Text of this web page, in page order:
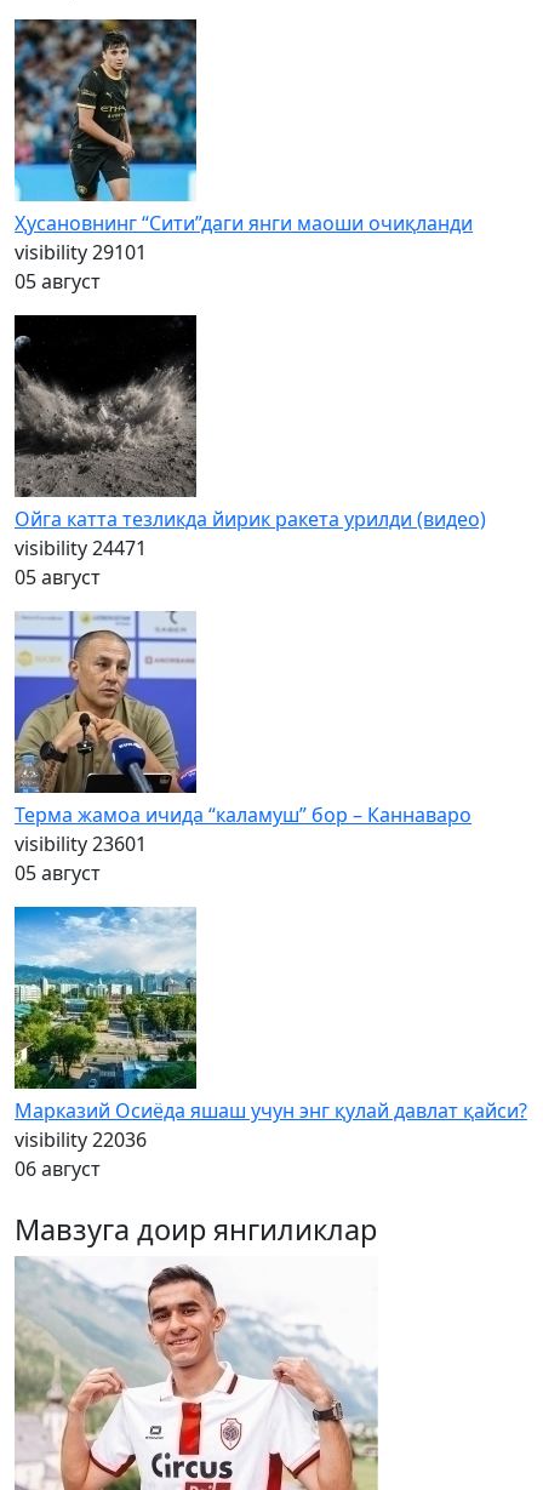
Ҳусановнинг “Сити”даги янги маоши очиқланди
visibility29101
05 август
Ойга катта тезликда йирик ракета урилди (видео)
visibility24471
05 август
Терма жамоа ичида “каламуш” бор – Каннаваро
visibility23601
05 август
Марказий Осиёда яшаш учун энг қулай давлат қайси?
visibility22036
06 август
Мавзуга доир янгиликлар